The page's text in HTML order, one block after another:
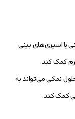
یا اسپری‌های بینی
کمک کند.
نمکی می‌تواند به
کمک کند.